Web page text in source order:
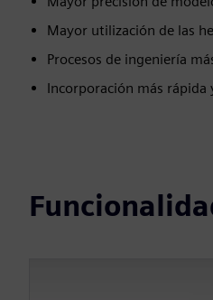
Mayor utilización de las
Procesos de ingeniería
Incorporación más rápida